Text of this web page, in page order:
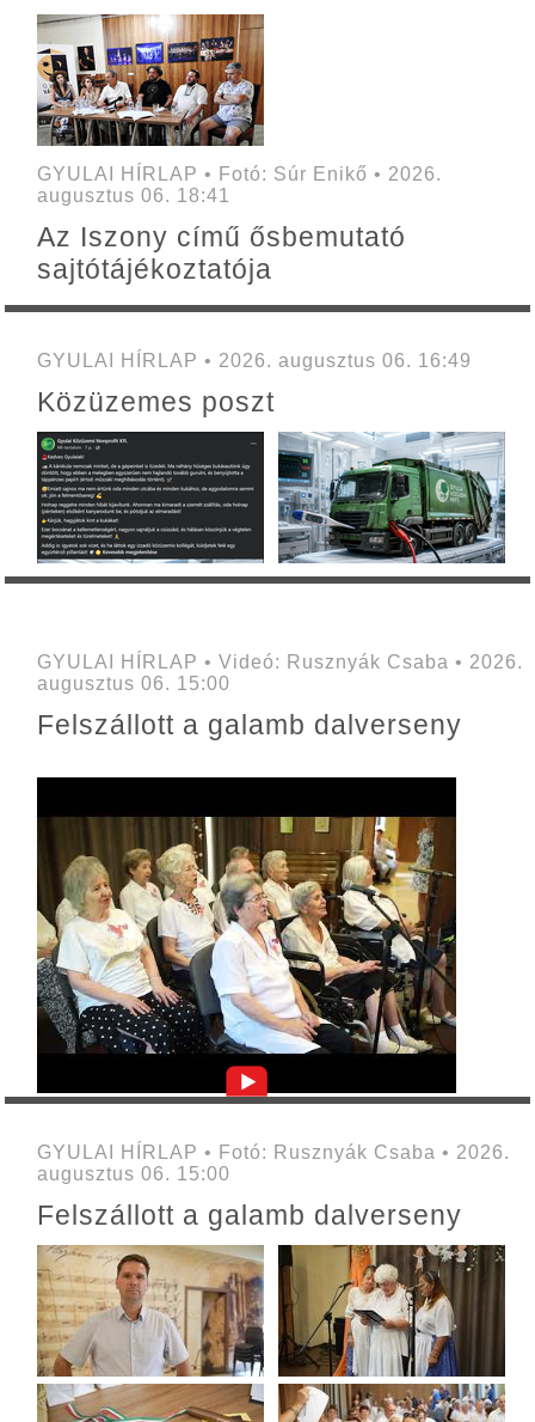
GYULAI HÍRLAP • Fotó: Súr Enikő • 2026.
augusztus 06. 18:41
Az Iszony című ősbemutató
sajtótájékoztatója
GYULAI HÍRLAP • 2026. augusztus 06. 16:49
Közüzemes poszt
GYULAI HÍRLAP • Videó: Rusznyák Csaba • 2026.
augusztus 06. 15:00
Felszállott a galamb dalverseny
GYULAI HÍRLAP • Fotó: Rusznyák Csaba • 2026.
augusztus 06. 15:00
Felszállott a galamb dalverseny